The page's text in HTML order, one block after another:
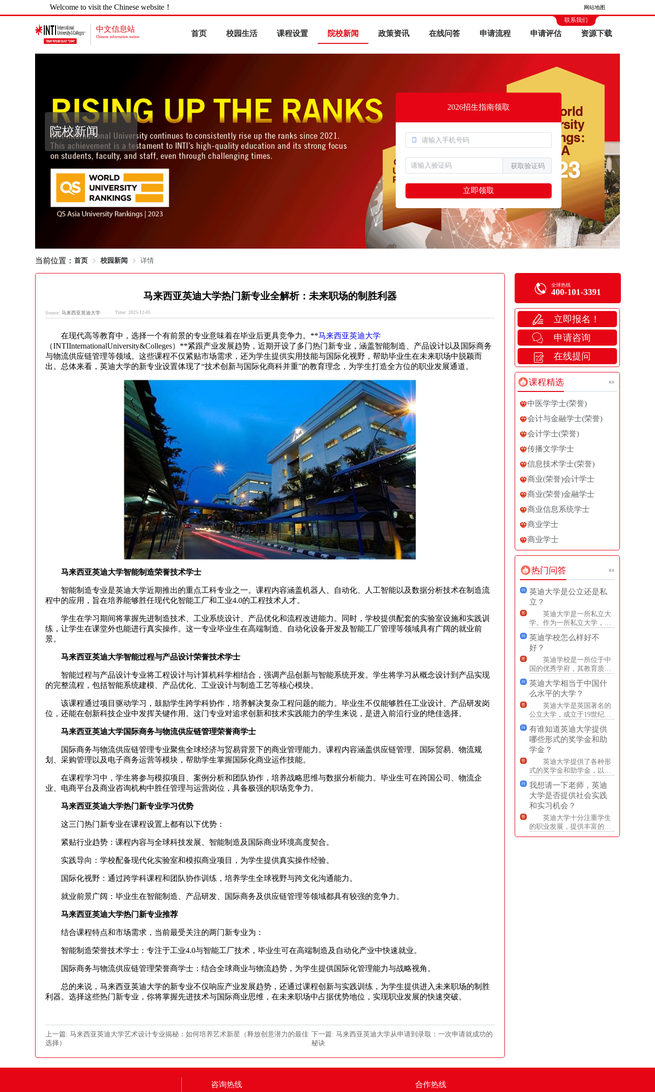
Welcome to visit the Chinese website！ 网站地图
中文信息站
Chinese information station 首页 校园生活 课程设置 院校新闻 政策资讯 在线问答 申请流程 申请评估 资源下载
联系我们
院校新闻
2026招生指南领取
获取验证码
立即领取
当前位置： 首页 校园新闻 详情
马来西亚英迪大学热门新专业全解析：未来职场的制胜利器
Source: 马来西亚英迪大学 Time: 2025-12-05
在现代高等教育中，选择一个有前景的专业意味着在毕业后更具竞争力。**马来西亚英迪大学
（INTIInternationalUniversity&Colleges）**紧跟产业发展趋势，近期开设了多门热门新专业，涵盖智能制造、产品设计以及国际商务
与物流供应链管理等领域。这些课程不仅紧贴市场需求，还为学生提供实用技能与国际化视野，帮助毕业生在未来职场中脱颖而
出。总体来看，英迪大学的新专业设置体现了“技术创新与国际化商科并重”的教育理念，为学生打造全方位的职业发展通道。
马来西亚英迪大学智能制造荣誉技术学士
智能制造专业是英迪大学近期推出的重点工科专业之一。课程内容涵盖机器人、自动化、人工智能以及数据分析技术在制造流
程中的应用，旨在培养能够胜任现代化智能工厂和工业4.0的工程技术人才。
学生在学习期间将掌握先进制造技术、工业系统设计、产品优化和流程改进能力。同时，学校提供配套的实验室设施和实践训
练，让学生在课堂外也能进行真实操作。这一专业毕业生在高端制造、自动化设备开发及智能工厂管理等领域具有广阔的就业前
景。
马来西亚英迪大学智能过程与产品设计荣誉技术学士
智能过程与产品设计专业将工程设计与计算机科学相结合，强调产品创新与智能系统开发。学生将学习从概念设计到产品实现
的完整流程，包括智能系统建模、产品优化、工业设计与制造工艺等核心模块。
该课程通过项目驱动学习，鼓励学生跨学科协作，培养解决复杂工程问题的能力。毕业生不仅能够胜任工业设计、产品研发岗
位，还能在创新科技企业中发挥关键作用。这门专业对追求创新和技术实践能力的学生来说，是进入前沿行业的绝佳选择。
马来西亚英迪大学国际商务与物流供应链管理荣誉商学士
国际商务与物流供应链管理专业聚焦全球经济与贸易背景下的商业管理能力。课程内容涵盖供应链管理、国际贸易、物流规
划、采购管理以及电子商务运营等模块，帮助学生掌握国际化商业运作技能。
在课程学习中，学生将参与模拟项目、案例分析和团队协作，培养战略思维与数据分析能力。毕业生可在跨国公司、物流企
业、电商平台及商业咨询机构中胜任管理与运营岗位，具备极强的职场竞争力。
马来西亚英迪大学热门新专业学习优势
这三门热门新专业在课程设置上都有以下优势：
紧贴行业趋势：课程内容与全球科技发展、智能制造及国际商业环境高度契合。
实践导向：学校配备现代化实验室和模拟商业项目，为学生提供真实操作经验。
国际化视野：通过跨学科课程和团队协作训练，培养学生全球视野与跨文化沟通能力。
就业前景广阔：毕业生在智能制造、产品研发、国际商务及供应链管理等领域都具有较强的竞争力。
马来西亚英迪大学热门新专业推荐
结合课程特点和市场需求，当前最受关注的两门新专业为：
智能制造荣誉技术学士：专注于工业4.0与智能工厂技术，毕业生可在高端制造及自动化产业中快速就业。
国际商务与物流供应链管理荣誉商学士：结合全球商业与物流趋势，为学生提供国际化管理能力与战略视角。
总的来说，马来西亚英迪大学的新专业不仅响应产业发展趋势，还通过课程创新与实践训练，为学生提供进入未来职场的制胜
利器。选择这些热门新专业，你将掌握先进技术与国际商业思维，在未来职场中占据优势地位，实现职业发展的快速突破。
上一篇: 马来西亚英迪大学艺术设计专业揭秘：如何培养艺术新星（释放创意潜力的最佳
选择）
下一篇: 马来西亚英迪大学从申请到录取：一次申请就成功的
秘诀
全球热线
400-101-3391
立即报名！
申请咨询
在线提问
课程精选
中医学学士(荣誉)
会计与金融学士(荣誉)
会计学士(荣誉)
传播文学学士
信息技术学士(荣誉)
商业(荣誉)会计学士
商业(荣誉)金融学士
商业信息系统学士
商业学士
商业学士
更多
热门问答
问
英迪大学是公立还是私
立？
答
英迪大学是一所私立大
学。作为一所私立大学，英
迪大学不受政府直接资助，
主要靠学费、捐赠和研究资
助等
问
英迪学校怎么样好不
好？
答
英迪学校是一所位于中
国的优秀学府，其教育质量
备受赞誉。学校拥有优秀的
师资力量和一流的教学设
施，为
问
英迪大学相当于中国什
么水平的大学？
答
英迪大学是英国著名的
公立大学，成立于19世纪
初，是一所历史悠久、声誉
卓著的学府。如果将英迪大
学与
问
有谁知道英迪大学提供
哪些形式的奖学金和助
学金？
答
英迪大学提供了各种形
式的奖学金和助学金，以帮
助学生完成学业。其中，奖
学金是基于学术成绩、领导
力和
问
我想请一下老师，英迪
大学是否提供社会实践
和实习机会？
答
英迪大学十分注重学生
的职业发展，提供丰富的社
会实践和实习机会。学校的
更多
咨询热线 合作热线